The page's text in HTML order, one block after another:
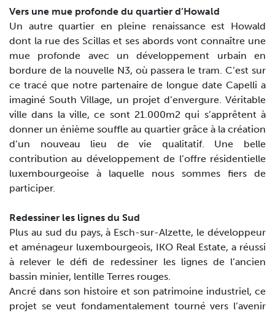
Vers une mue profonde du quartier d’Howald
Un autre quartier en pleine renaissance est Howald
dont la rue des Scillas et ses abords vont connaître une
mue profonde avec un développement urbain en
bordure de la nouvelle N3, où passera le tram. C’est sur
ce tracé que notre partenaire de longue date Capelli a
imaginé South Village, un projet d’envergure. Véritable
ville dans la ville, ce sont 21.000m2 qui s’apprêtent à
donner un énième souffle au quartier grâce à la création
d’un nouveau lieu de vie qualitatif. Une belle
contribution au développement de l’offre résidentielle
luxembourgeoise à laquelle nous sommes fiers de
participer.
Redessiner les lignes du Sud
Plus au sud du pays, à Esch-sur-Alzette, le développeur
et aménageur luxembourgeois, IKO Real Estate, a réussi
à relever le défi de redessiner les lignes de l’ancien
bassin minier, lentille Terres rouges.
Ancré dans son histoire et son patrimoine industriel, ce
projet se veut fondamentalement tourné vers l’avenir